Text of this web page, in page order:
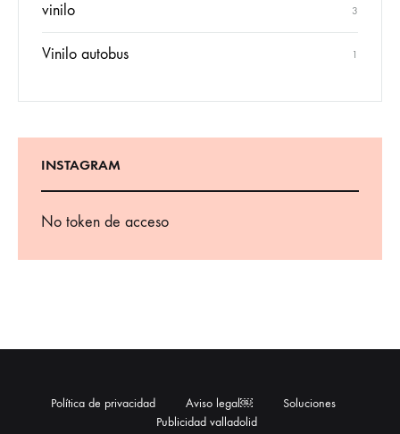
vinilo 3
Vinilo autobus 1
INSTAGRAM
No token de acceso
Política de privacidad Aviso legal￼
Soluciones
Publicidad valladolid